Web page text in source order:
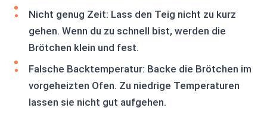
Nicht genug Zeit: Lass den Teig nicht zu kurz
gehen. Wenn du zu schnell bist, werden die
Brötchen klein und fest.
Falsche Backtemperatur: Backe die Brötchen im
vorgeheizten Ofen. Zu niedrige Temperaturen
lassen sie nicht gut aufgehen.